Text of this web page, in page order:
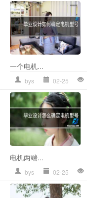
一个电机...
bys 02-25
电机两端...
bys 02-25